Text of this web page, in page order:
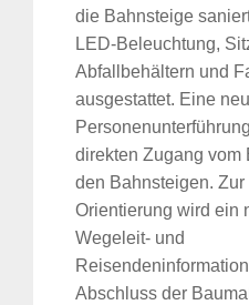
die Bahnsteige
LED-Beleuchtung,
Abfallbehältern und
ausgestattet. Eine
direkten Zugang vom
den Bahnsteigen. Zur
Orientierung wird ein
Wegeleit- und
Abschluss der